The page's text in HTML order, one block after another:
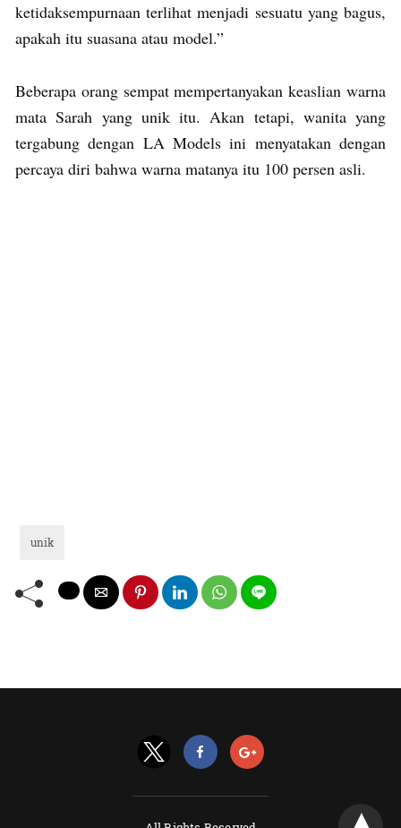
ketidaksempurnaan terlihat menjadi sesuatu yang bagus,
apakah itu suasana atau model.”
Beberapa orang sempat mempertanyakan keaslian warna
mata Sarah yang unik itu. Akan tetapi, wanita yang
tergabung dengan LA Models ini menyatakan dengan
percaya diri bahwa warna matanya itu 100 persen asli.
unik